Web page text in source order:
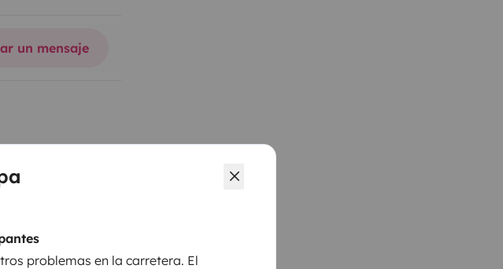
problemas en la carretera. El
un mensaje